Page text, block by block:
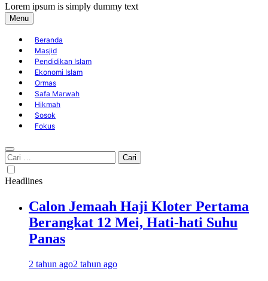
Lorem ipsum is simply dummy text
Menu
Beranda
Masjid
Pendidikan Islam
Ekonomi Islam
Ormas
Safa Marwah
Hikmah
Sosok
Fokus
Cari
untuk:
Headlines
Calon Jemaah Haji Kloter Pertama
Berangkat 12 Mei, Hati-hati Suhu
Panas
2 tahun ago2 tahun ago